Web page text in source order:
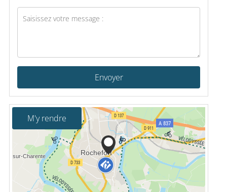
Envoyer
M'y rendre